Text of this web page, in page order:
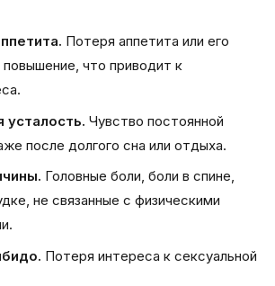
Потеря аппетита или его
повышение, что приводит к
усталость. Чувство постоянной
после долгого сна или отдыха.
Головные боли, боли в спине,
не связанные с физическими
Потеря интереса к сексуальной